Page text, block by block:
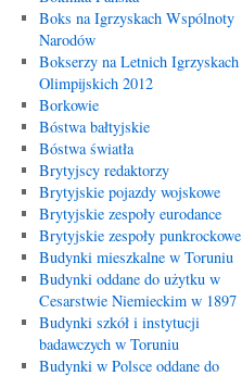
Boks na Igrzyskach Wspólnoty
Narodów
Bokserzy na Letnich Igrzyskach
Olimpijskich 2012
Borkowie
Bóstwa bałtyjskie
Bóstwa światła
Brytyjscy redaktorzy
Brytyjskie pojazdy wojskowe
Brytyjskie zespoły eurodance
Brytyjskie zespoły punkrockowe
Budynki mieszkalne w Toruniu
Budynki oddane do użytku w
Cesarstwie Niemieckim w 1897
Budynki szkół i instytucji
badawczych w Toruniu
Budynki w Polsce oddane do